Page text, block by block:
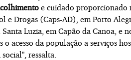
e cuidado proporcionado
e Drogas (Caps-AD), em Porto
Luzia, em Capão da Canoa, e
o acesso da população a serviços
ressalta.